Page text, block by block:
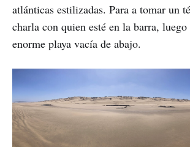
atlánticas estilizadas. Para a tomar un
charla con quien esté en la barra,
enorme playa vacía de abajo.